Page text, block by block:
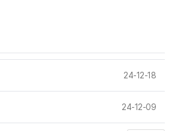
24-12-18
24-12-09